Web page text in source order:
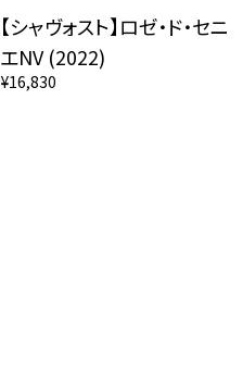
【シャヴォスト】ロゼ・ド・セニ
エNV (2022)
¥16,830